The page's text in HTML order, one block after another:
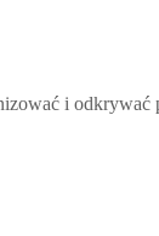
i odkrywać